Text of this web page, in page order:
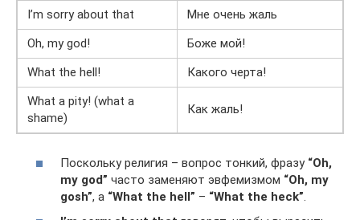
I’m sorry about that
Мне очень жаль
Oh, my god!
Боже мой!
What the hell!
Какого черта!
What a pity! (what a
shame)
Как жаль!
Поскольку религия – вопрос тонкий, фразу “Oh,
my god” часто заменяют эвфемизмом “Oh, my
gosh”, а “What the hell” – “What the heck”.